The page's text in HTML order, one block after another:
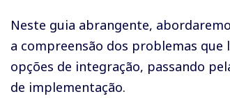
Neste guia abrangente,
a compreensão dos problemas
opções de integração, passando
de implementação.